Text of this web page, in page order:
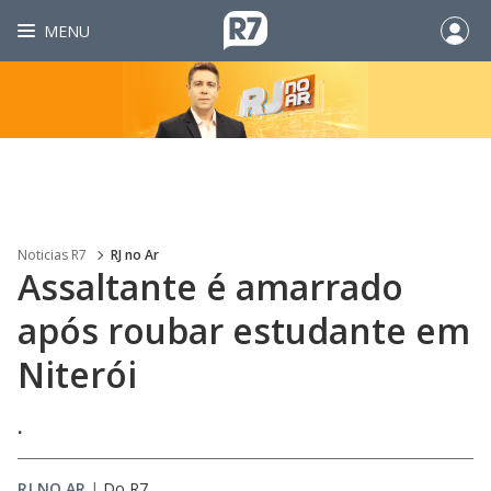
MENU
Noticias R7 RJ no Ar
Assaltante é amarrado
após roubar estudante em
Niterói
.